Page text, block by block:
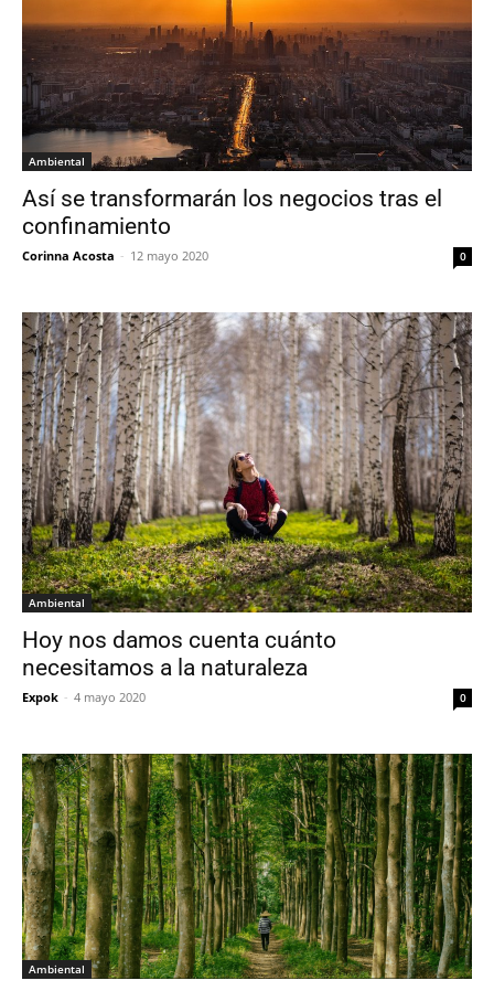
Ambiental
Así se transformarán los negocios tras el
confinamiento
Corinna Acosta - 12 mayo 2020 0
Ambiental
Hoy nos damos cuenta cuánto
necesitamos a la naturaleza
Expok - 4 mayo 2020 0
Ambiental